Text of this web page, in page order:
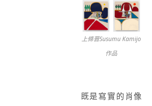
上條晋Susumu Kamijo
作品
既是寫實的肖像